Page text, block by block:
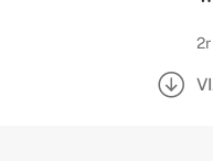
2r